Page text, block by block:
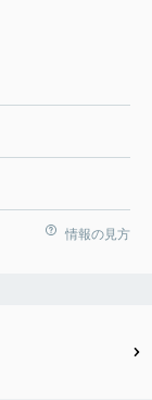
情報の見方